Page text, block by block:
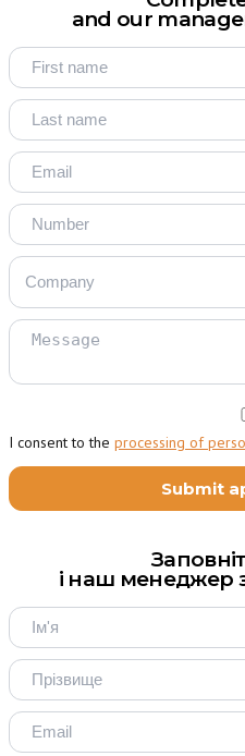
and our
I consent to the processing of
і наш менеджер